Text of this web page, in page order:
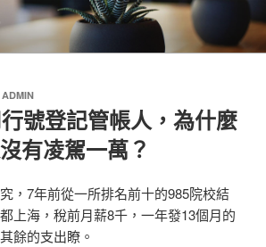
ADMIN
號登記管帳人，為什麼
有凌駕一萬？
，7年前從一所排名前十的985院校結
上海，稅前月薪8千，一年發13個月的
餘的支出瞭。